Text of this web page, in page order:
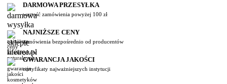
DARMOWA PRZESYŁKA
wartość zamówienia powyżej 100 zł
NAJNIŻSZE CENY
zamówienia bezpośrednio od producentów
GWARANCJA JAKOŚCI
certyfikaty najważniejszych instytucji